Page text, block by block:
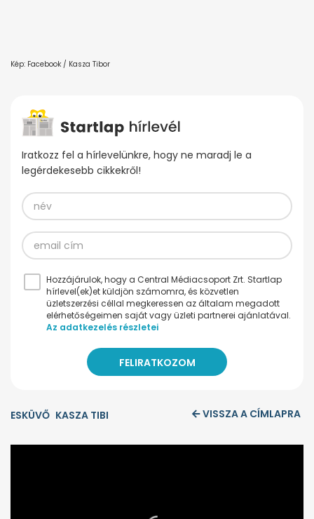
Kép: Facebook / Kasza Tibor
Iratkozz fel a hírlevelünkre, hogy ne maradj le a
legérdekesebb cikkekről!
Hozzájárulok, hogy a Central Médiacsoport Zrt. Startlap
hírlevel(ek)et küldjön számomra, és közvetlen
üzletszerzési céllal megkeressen az általam megadott
elérhetőségeimen saját vagy üzleti partnerei ajánlatával.
Az adatkezelés részletei
ESKÜVŐ KASZA TIBI VISSZA A CÍMLAPRA